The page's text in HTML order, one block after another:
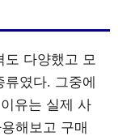
다양했고 모
였다. 그중에
유는 실제 사
해보고 구매